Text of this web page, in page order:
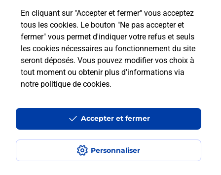
En cliquant sur "Accepter et fermer" vous acceptez
tous les cookies. Le bouton "Ne pas accepter et
fermer" vous permet d'indiquer votre refus et seuls
les cookies nécessaires au fonctionnement du site
seront déposés. Vous pouvez modifier vos choix à
tout moment ou obtenir plus d'informations via
notre politique de cookies.
Personnaliser
Accepter et fermer
Loire-Atlantique
CONSIGNE INTERMARCHE ST SEBASTIEN
Accessibilité : partiellement conforme
Conditions contractuelles
Mentions légales